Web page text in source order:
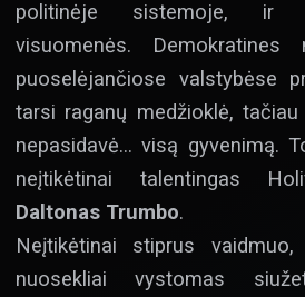
politinėje sistemoje, ir
visuomenės. Demokratines
puoselėjančiose valstybėse
tarsi raganų medžioklė,
nepasidavė… visą gyvenimą.
neįtikėtinai talentingas
Daltonas Trumbo.
Neįtikėtinai stiprus
nuosekliai vystomas